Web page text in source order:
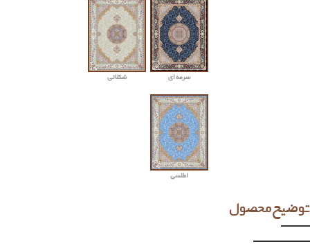
سرمه ای شکلاتی
اطلسی
توضیح محصول